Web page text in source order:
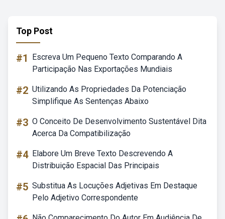
Top Post
#1
Escreva Um Pequeno Texto Comparando A
Participação Nas Exportações Mundiais
#2 Utilizando As Propriedades Da Potenciação
Simplifique As Sentenças Abaixo
#3 O Conceito De Desenvolvimento Sustentável Dita
Acerca Da Compatibilização
#4 Elabore Um Breve Texto Descrevendo A
Distribuição Espacial Das Principais
#5 Substitua As Locuções Adjetivas Em Destaque
Pelo Adjetivo Correspondente